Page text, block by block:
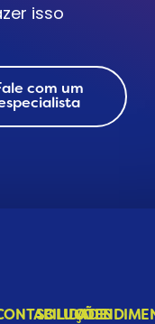
isso
com um
SOLUÇÕES